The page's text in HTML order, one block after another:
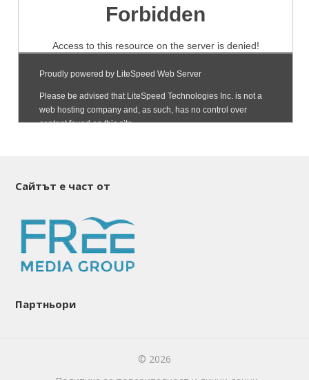
Сайтът е част от
Партньори
© 2026